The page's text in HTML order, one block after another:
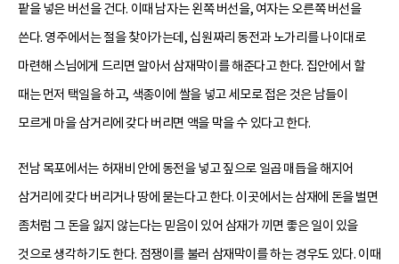
팥을 넣은 버선을 건다. 이때 남자는 왼쪽 버선을, 여자는 오른쪽 버선을
쓴다. 영주에서는 절을 찾아가는데, 십원짜리 동전과 노가리를 나이대로
마련해 스님에게 드리면 알아서 삼재막이를 해준다고 한다. 집안에서 할
때는 먼저 택일을 하고, 색종이에 쌀을 넣고 세모로 접은 것은 남들이
모르게 마을 삼거리에 갖다 버리면 액을 막을 수 있다고 한다.
전남 목포에서는 허재비 안에 동전을 넣고 짚으로 일곱 매듭을 해지어
삼거리에 갖다 버리거나 땅에 묻는다고 한다. 이곳에서는 삼재에 돈을 벌면
좀처럼 그 돈을 잃지 않는다는 믿음이 있어 삼재가 끼면 좋은 일이 있을
것으로 생각하기도 한다. 점쟁이를 불러 삼재막이를 하는 경우도 있다. 이때